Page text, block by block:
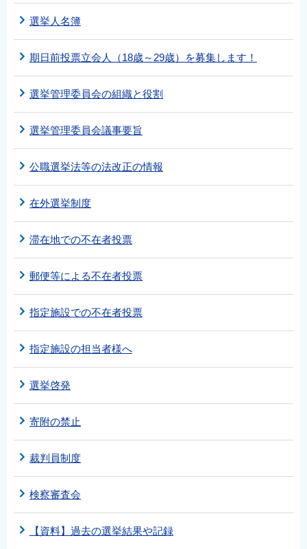
選挙人名簿
期日前投票立会人（18歳～29歳）を募集します！
選挙管理委員会の組織と役割
選挙管理委員会議事要旨
公職選挙法等の法改正の情報
在外選挙制度
滞在地での不在者投票
郵便等による不在者投票
指定施設での不在者投票
指定施設の担当者様へ
選挙啓発
寄附の禁止
裁判員制度
検察審査会
【資料】過去の選挙結果や記録
Filipino